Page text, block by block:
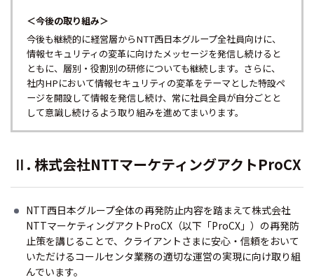
＜今後の取り組み＞
今後も継続的に経営層からNTT西日本グループ全社員向けに、
情報セキュリティの変革に向けたメッセージを発信し続けると
ともに、層別・役割別の研修についても継続します。さらに、
社内HPにおいて情報セキュリティの変革をテーマとした特設ペ
ージを開設して情報を発信し続け、常に社員全員が自分ごとと
して意識し続けるよう取り組みを進めてまいります。
Ⅱ. 株式会社NTTマーケティングアクトProCX
NTT西日本グループ全体の再発防止内容を踏まえて株式会社
NTTマーケティングアクトProCX（以下「ProCX」）の再発防
止策を講じることで、クライアントさまに安心・信頼をおいて
いただけるコールセンタ業務の適切な運営の実現に向け取り組
んでいます。